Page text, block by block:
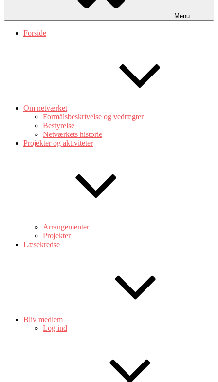
Menu
Forside
Om netværket
Formålsbeskrivelse og vedtægter
Bestyrelse
Netværkets historie
Projekter og aktiviteter
Arrangementer
Projekter
Læsekredse
Bliv medlem
Log ind